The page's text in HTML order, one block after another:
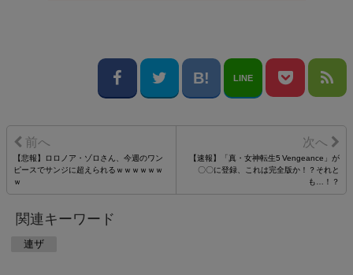
LINE
【悲報】ロロノア・ゾロさん、今週のワン
ピースでサンジに超えられるｗｗｗｗｗｗ
ｗ
【速報】「真・女神転生5 Vengeance」が
〇〇に登録、これは完全版か！？それと
も…！？
関連キーワード
連ザ